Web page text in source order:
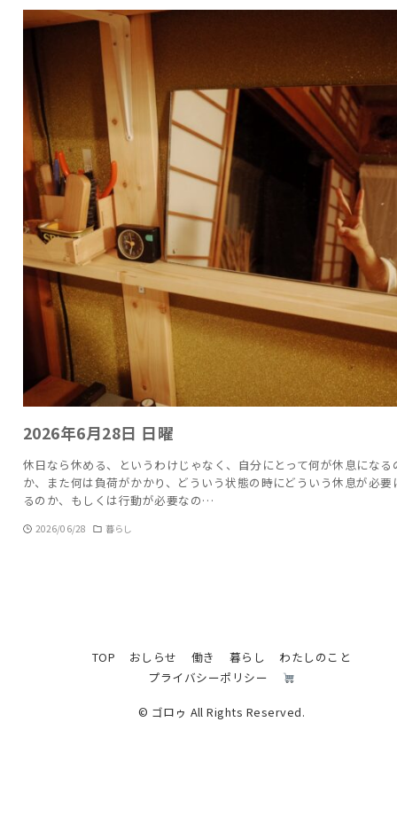
2026年6月28日 日曜
休日なら休める、というわけじゃなく、自分にとって何が休息になる
か、また何は負荷がかかり、どういう状態の時にどういう休息が必要
るのか、もしくは行動が必要なの…
2026/06/28 暮らし
TOP おしらせ 働き 暮らし
わたしのこと
プライバシーポリシー
© ゴロゥ All Rights Reserved.